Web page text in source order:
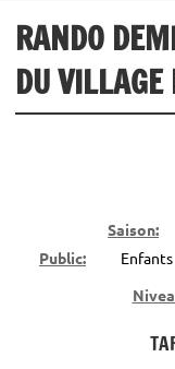
RANDO
DU VILLAGE
Saison:
Public:
Enfants